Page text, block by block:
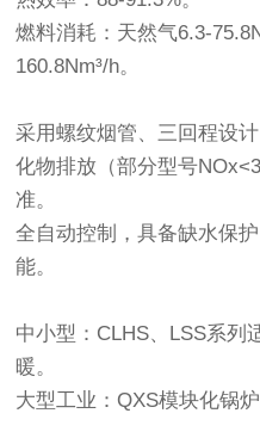
燃料消耗：天然气6.3-
160.8Nm³/h。
采用螺纹烟管、三回程设
化物排放（部分型号
准。
全自动控制，具备缺水保
能。
中小型：CLHS、LSS系列
暖。
大型工业：QXS模块化锅